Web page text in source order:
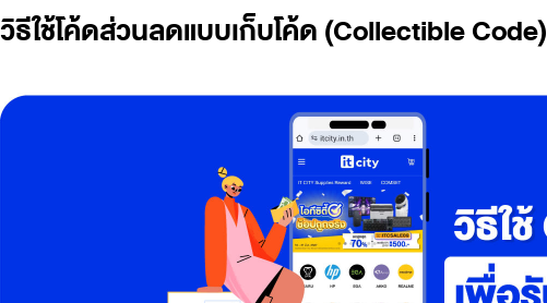
วิธีใช้โค้ดส่วนลดแบบเก็บโค้ด (Collectible Code)